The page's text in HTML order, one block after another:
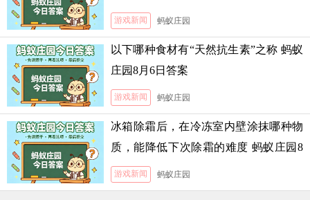
游戏新闻 蚂蚁庄园
以下哪种食材有“天然抗生素”之称 蚂蚁
庄园8月6日答案
游戏新闻 蚂蚁庄园
冰箱除霜后，在冷冻室内壁涂抹哪种物
质，能降低下次除霜的难度 蚂蚁庄园8
月5日答案
游戏新闻 蚂蚁庄园